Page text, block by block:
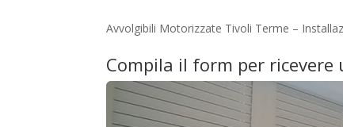
Avvolgibili Motorizzate Tivoli Terme –
Compila il form per